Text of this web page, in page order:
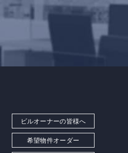
ビルオーナーの皆様へ
希望物件オーダー